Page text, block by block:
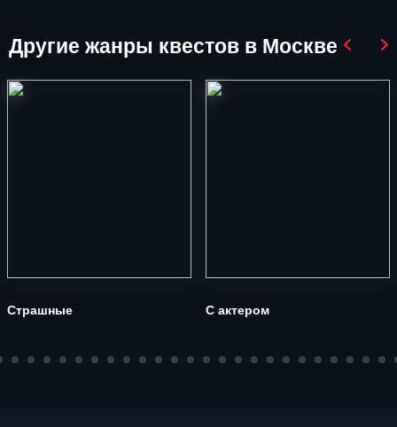
Другие жанры квестов в Москве
Страшные С актером